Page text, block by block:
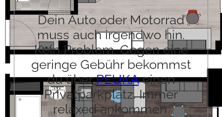
Dein Auto oder Motorrad
muss auch irgendwo hin.
Kein Problem. Gegen eine
geringe Gebühr bekommst
du überPEUKAeinen
Privatparkplatz. Immer
relaxed ankommen.